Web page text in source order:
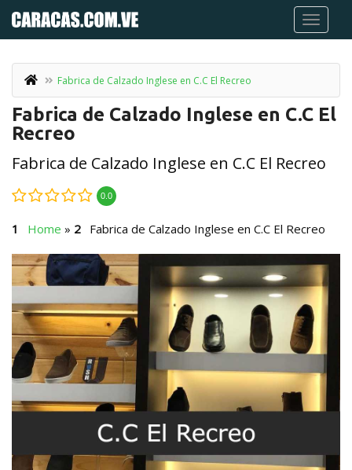
Fabrica de Calzado Inglese en C.C El Recreo
Fabrica de Calzado Inglese en C.C El
Recreo
Fabrica de Calzado Inglese en C.C El Recreo
0.0
Home » Fabrica de Calzado Inglese en C.C El Recreo